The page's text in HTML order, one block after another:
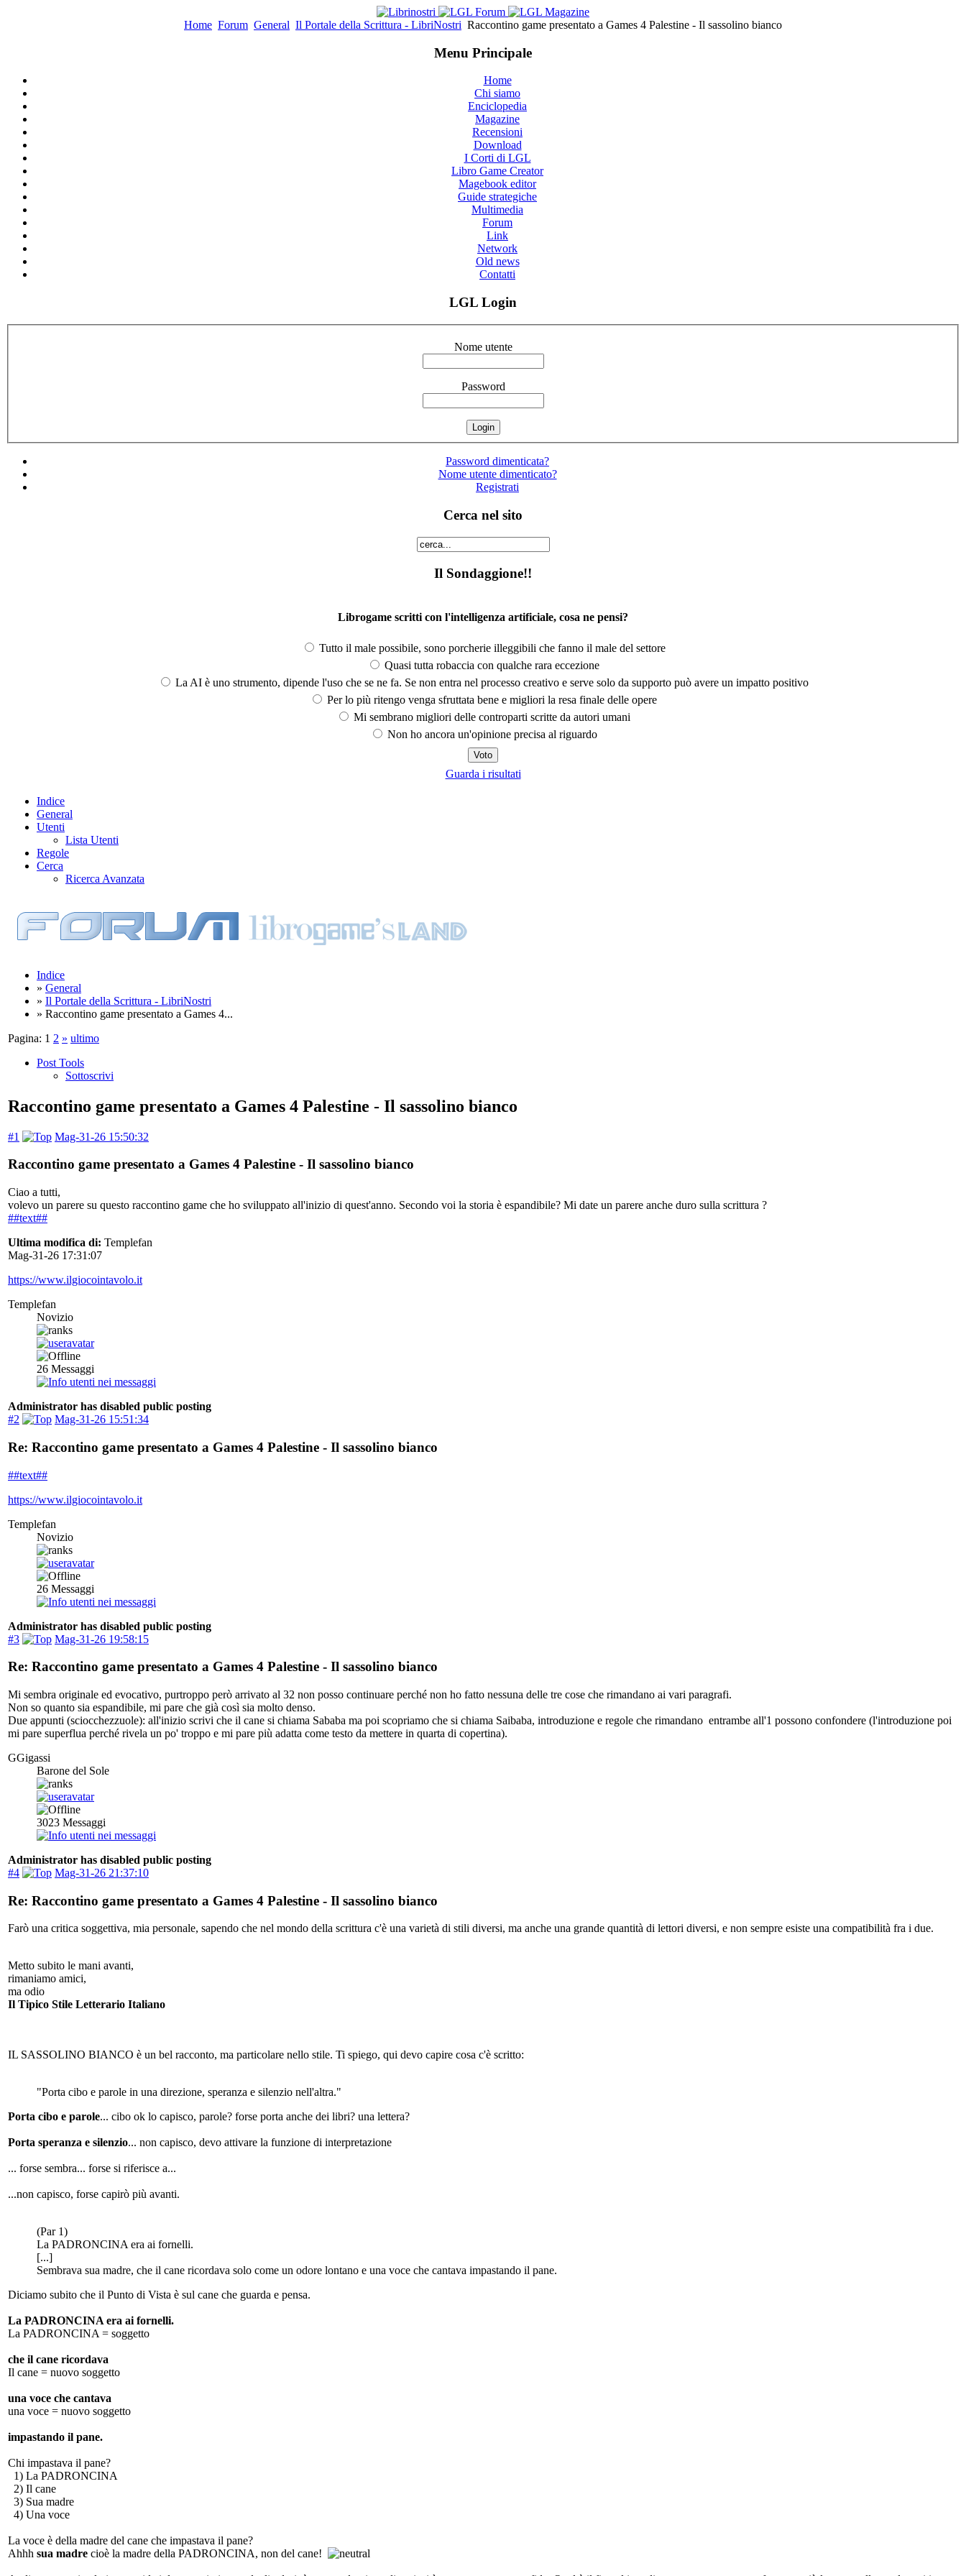
Home Forum General Il Portale della Scrittura - LibriNostri Raccontino game presentato a Games 4 Palestine - Il sassolino bianco
Menu Principale
Home
Chi siamo
Enciclopedia
Magazine
Recensioni
Download
I Corti di LGL
Libro Game Creator
Magebook editor
Guide strategiche
Multimedia
Forum
Link
Network
Old news
Contatti
LGL Login
Nome utente
Password
Password dimenticata?
Nome utente dimenticato?
Registrati
Cerca nel sito
Il Sondaggione!!
Librogame scritti con l'intelligenza artificiale, cosa ne pensi?
Tutto il male possibile, sono porcherie illeggibili che fanno il male del settore
Quasi tutta robaccia con qualche rara eccezione
La AI è uno strumento, dipende l'uso che se ne fa. Se non entra nel processo creativo e serve solo da supporto può avere un impatto positivo
Per lo più ritengo venga sfruttata bene e migliori la resa finale delle opere
Mi sembrano migliori delle controparti scritte da autori umani
Non ho ancora un'opinione precisa al riguardo
Guarda i risultati
Indice
General
Utenti
Lista Utenti
Regole
Cerca
Ricerca Avanzata
Indice
» General
» Il Portale della Scrittura - LibriNostri
» Raccontino game presentato a Games 4...
Pagina: 1 2 » ultimo
Post Tools
Sottoscrivi
Raccontino game presentato a Games 4 Palestine - Il sassolino bianco
#1 Mag-31-26 15:50:32
Raccontino game presentato a Games 4 Palestine - Il sassolino bianco
Ciao a tutti,
volevo un parere su questo raccontino game che ho sviluppato all'inizio di quest'anno. Secondo voi la storia è espandibile? Mi date un parere anche duro sulla scrittura ?
##text##
Ultima modifica di: Templefan
Mag-31-26 17:31:07
https://www.ilgiocointavolo.it
Templefan
Novizio
26 Messaggi
Administrator has disabled public posting
#2
Mag-31-26 15:51:34
Re: Raccontino game presentato a Games 4 Palestine - Il sassolino bianco
##text##
https://www.ilgiocointavolo.it
Templefan
Novizio
26 Messaggi
Administrator has disabled public posting
#3
Mag-31-26 19:58:15
Re: Raccontino game presentato a Games 4 Palestine - Il sassolino bianco
Mi sembra originale ed evocativo, purtroppo però arrivato al 32 non posso continuare perché non ho fatto nessuna delle tre cose che rimandano ai vari paragrafi.
Non so quanto sia espandibile, mi pare che già così sia molto denso.
Due appunti (sciocchezzuole): all'inizio scrivi che il cane si chiama Sababa ma poi scopriamo che si chiama Saibaba, introduzione e regole che rimandano entrambe all'1 possono confondere (l'introduzione poi
mi pare superflua perché rivela un po' troppo e mi pare più adatta come testo da mettere in quarta di copertina).
GGigassi
Barone del Sole
3023 Messaggi
Administrator has disabled public posting
#4
Mag-31-26 21:37:10
Re: Raccontino game presentato a Games 4 Palestine - Il sassolino bianco
Farò una critica soggettiva, mia personale, sapendo che nel mondo della scrittura c'è una varietà di stili diversi, ma anche una grande quantità di lettori diversi, e non sempre esiste una compatibilità fra i due.
Metto subito le mani avanti,
rimaniamo amici,
ma odio
Il Tipico Stile Letterario Italiano
IL SASSOLINO BIANCO è un bel racconto, ma particolare nello stile. Ti spiego, qui devo capire cosa c'è scritto:
"Porta cibo e parole in una direzione, speranza e silenzio nell'altra."
Porta cibo e parole... cibo ok lo capisco, parole? forse porta anche dei libri? una lettera?
Porta speranza e silenzio... non capisco, devo attivare la funzione di interpretazione
... forse sembra... forse si riferisce a...
...non capisco, forse capirò più avanti.
(Par 1)
La PADRONCINA era ai fornelli.
[...]
Sembrava sua madre, che il cane ricordava solo come un odore lontano e una voce che cantava impastando il pane.
Diciamo subito che il Punto di Vista è sul cane che guarda e pensa.
La PADRONCINA era ai fornelli.
La PADRONCINA = soggetto
che il cane ricordava
Il cane = nuovo soggetto
una voce che cantava
una voce = nuovo soggetto
impastando il pane.
Chi impastava il pane?
1) La PADRONCINA
2) Il cane
3) Sua madre
4) Una voce
La voce è della madre del cane che impastava il pane?
Ahhh sua madre cioè la madre della PADRONCINA, non del cane!